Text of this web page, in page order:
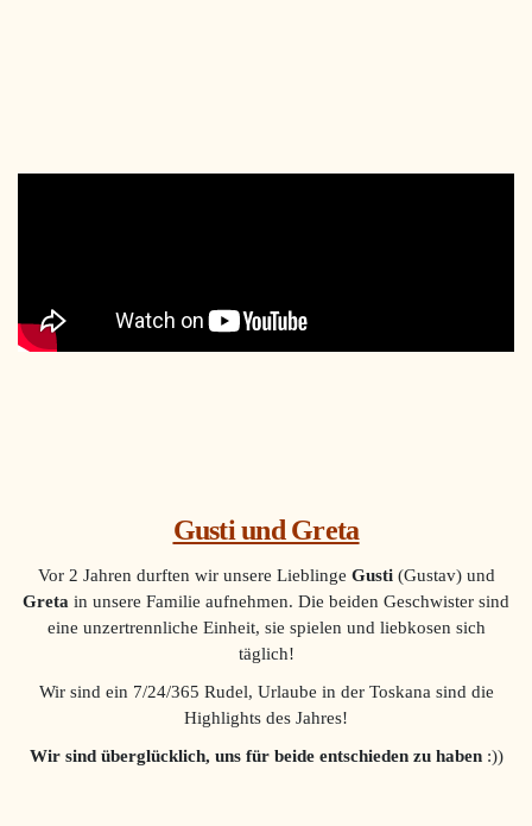
Gusti und Greta
Vor 2 Jahren durften wir unsere Lieblinge Gusti(Gustav) und
Greta in unsere Familie aufnehmen. Die beiden Geschwister sind
eine unzertrennliche Einheit, sie spielen und liebkosen sich
täglich!
Wir sind ein 7/24/365 Rudel, Urlaube in der Toskana sind die
Highlights des Jahres!
Wir sind überglücklich, uns für beide entschieden zu haben:))